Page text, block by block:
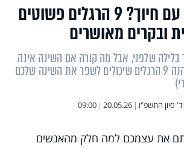
איך להתעורר עם חיוך? 9 הרגלים פשוטים
ובקרים מאושרים
בלילה שלפני, אבל מה קורה אם השינה אינה
רצופה או איכותית? הנה 9 הרגלים שיכולים לשפר את השינה שלכם
ד' סיון התשפ"ו |
20.05.26
|
09:00
את עצמכם למה חלק מהאנשים